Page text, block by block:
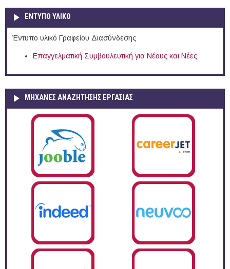
ΕΝΤΥΠΟ ΥΛΙΚΟ
Έντυπο υλικό Γραφείου Διασύνδεσης
Επαγγελματική Συμβουλευτική για Νέους και Νέες
ΜΗΧΑΝΕΣ ΑΝΑΖΗΤΗΣΗΣ ΕΡΓΑΣΙΑΣ